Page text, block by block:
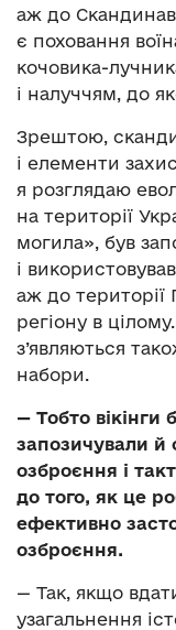
аж до
є поховання
кочовика-
і налуччям, до
Зрештою,
і елементи
я розглядаю
на території
могила», був
і
аж до території
регіону в
з’являються
набори.
— Тобто вікінги
запозичували й
озброєння і
до того, як це
ефективно
озброєння.
— Так, якщо
узагальнення